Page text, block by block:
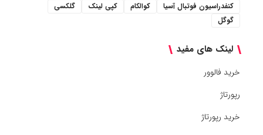
کنفدراسیون فوتبال آسیا
کوالکام کپی لینک
گلکسی
گوگل
لینک های مفید
خرید فالوور
رپورتاژ
خرید رپورتاژ